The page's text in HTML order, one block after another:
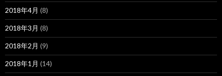
2018年4月 (8)
2018年3月 (8)
2018年2月 (9)
2018年1月 (14)